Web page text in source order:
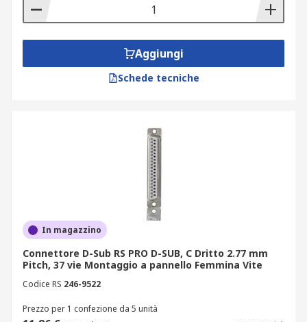
Aggiungi
Schede tecniche
In magazzino
Connettore D-Sub RS PRO D-SUB, C Dritto 2.77 mm
Pitch, 37 vie Montaggio a pannello Femmina Vite
Codice RS 246-9522
Prezzo per 1 confezione da 5 unità